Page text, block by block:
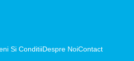
Si ConditiiDespre NoiContact